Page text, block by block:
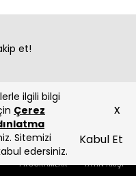
PROGRAMLAR YAYIN AKIŞI
ilgili bilgi
Çerez
Sitemizi
edersiniz.
Kabul Et
x
et!
A.Ş.